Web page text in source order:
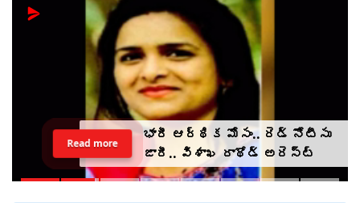
తండ్రి అంత్యక్రియలకు రాని
కుమార్తెలు.. వీడియో కాల్ ద్వారా
అంతా ముగించేశారు.. (video)
Read more